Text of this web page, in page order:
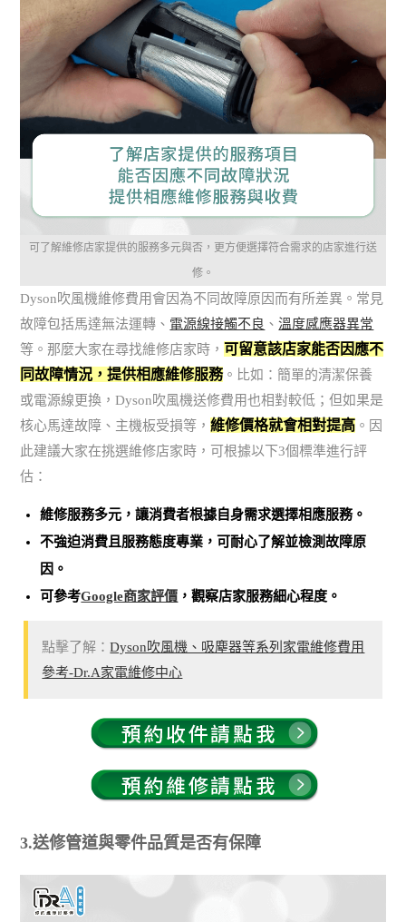
可了解維修店家提供的服務多元與否，更方便選擇符合需求的店家進行送
修。
Dyson吹風機維修費用會因為不同故障原因而有所差異。常見
故障包括馬達無法運轉、 電源線接觸不良 、溫度感應器異常
等。那麼大家在尋找維修店家時， 可留意該店家能否因應不
同故障情況，提供相應維修服務。比如：簡單的清潔保養
或電源線更換，Dyson吹風機送修費用也相對較低；但如果是
核心馬達故障、主機板受損等，維修價格就會相對提高 。因
此建議大家在挑選維修店家時，可根據以下3個標準進行評
估：
維修服務多元，讓消費者根據自身需求選擇相應服務。
不強迫消費且服務態度專業，可耐心了解並檢測故障原
因。
可參考Google商家評價 ，觀察店家服務細心程度。
點擊了解：Dyson吹風機、吸塵器等系列家電維修費用
參考-Dr.A家電維修中心
3.送修管道與零件品質是否有保障